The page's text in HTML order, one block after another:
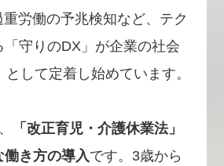
労働の予兆検知など、テク
「守りのDX」が企業の社会
して定着し始めています。
「改正育児・介護休業法」
働き方の導入です。3歳から